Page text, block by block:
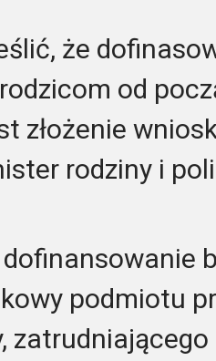
że
od
złożenie
rodziny i
podmiotu